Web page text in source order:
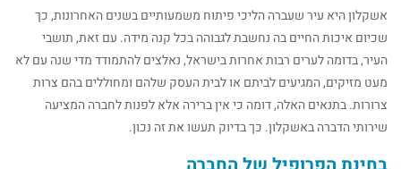
אשקלון היא עיר שעברה הליכי פיתוח משמעותיים בשנים האחרונות, כך
שכיום איכות החיים בה נחשבת לגבוהה בכל קנה מידה. עם זאת, תושבי
העיר, בדומה לערים רבות אחרות בישראל, נאלצים להתמודד מדי שנה עם לא
מעט מזיקים, המגיעים לביתם או לבית העסק שלהם ומחוללים בהם צרות
צרורות. בתנאים האלה, דומה כי אין ברירה אלא לפנות לחברה המציעה
שירותי הדברה באשקלון. כך בדיוק תעשו את זה נכון.